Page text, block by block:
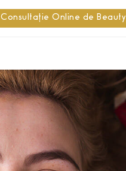
Consultație Online de Beauty